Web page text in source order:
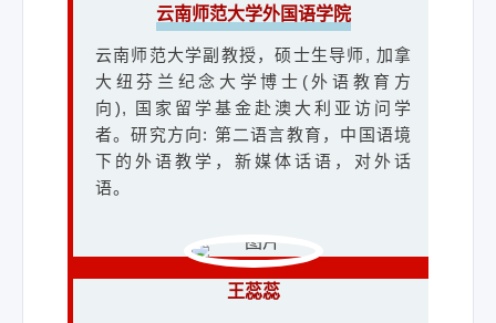
昆明学院外国语学院
昆明学院外国语学院副教授。云南省翻
译协会成员；主持完成全国教育科学“十
二五”国家规划项目子课题1项；曾获昆
明学院红云园丁奖；分别于2013、14年
度入选云南省教育厅和昆明学院青年骨
年获第三届全国高等院校英语教师教学
基本功大赛，云南省一等奖；2019年6月
三、四届小学英语白蕊名师工作室主持
人。曾获云南省第二届小学英语课堂教
学竞赛获一等奖，云南省首届小学英语
优质课展评获一等奖，第十届全国小学
英语教师教学优质课展评获一等奖，第
十一届全国小学英语教师教学基本功大
赛获一等奖及最佳课件使用奖。课题
《小学中高段英语课外作业优化整合的
奖， 现主编《小学英语教学设计与实
施》，参编《铸牢中华民族共同体意 识
教育课堂教学典型案例集》。
昆明市教育科学研究院
昆明市教育科学研究院初中英语教研
员，中学高级教师。云南省学科带头
人，“春城计划”教学名师，昆明教学名
师，昆明市学科带头人，昆明市第四批
“春城计划”教学名师秦林丽工作室主持
人，云南省大中小学教材审核专家库专
讲教师，昆明市城镇初中语教师示范培
训项目初中英语主讲教师。
云南师范大学外国语学院
云南师范大学副教授，硕士生导师, 加拿
大纽芬兰纪念大学博士(外语教育方
向), 国家留学基金赴澳大利亚访问学
者。研究方向: 第二语言教育，中国语境
下的外语教学，新媒体话语，对外话
语。
王蕊蕊